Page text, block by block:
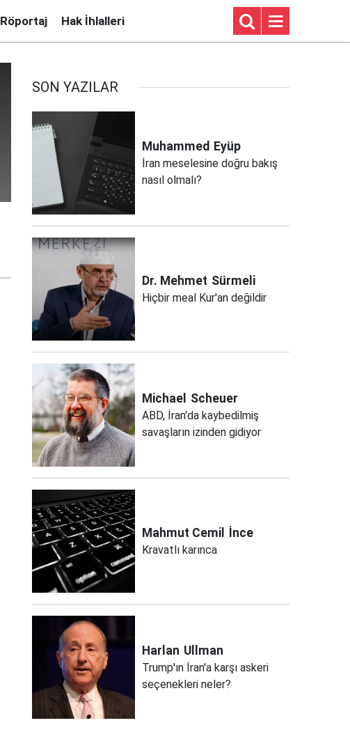
Röportaj Hak İhlalleri
SON YAZILAR
Muhammed Eyüp
İran meselesine doğru bakış
nasıl olmalı?
Dr. Mehmet Sürmeli
Hiçbir meal Kur'an değildir
Michael Scheuer
ABD, İran'da kaybedilmiş
savaşların izinden gidiyor
Mahmut Cemil İnce
Kravatlı karınca
Harlan Ullman
Trump'ın İran'a karşı askeri
seçenekleri neler?